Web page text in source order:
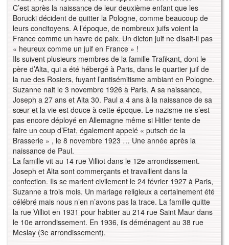
C’est après la naissance de leur deuxième enfant que les
Borucki décident de quitter la Pologne, comme beaucoup de
leurs concitoyens. A l’époque, de nombreux juifs voient la
France comme un havre de paix. Un dicton juif ne disait-il pas
« heureux comme un juif en France » !
Ils suivent plusieurs membres de la famille Trafikant, dont le
père d’Alta, qui a été hébergé à Paris, dans le quartier juif de
la rue des Rosiers, fuyant l’antisémitisme ambiant en Pologne.
Suzanne nait le 3 novembre 1926 à Paris. A sa naissance,
Joseph a 27 ans et Alta 30. Paul a 4 ans à la naissance de sa
sœur et la vie est douce à cette époque. Le nazisme ne s’est
pas encore déployé en Allemagne même si Hitler tente de
faire un coup d’Etat, également appelé « putsch de la
Brasserie » , le 8 novembre 1923 … Une année après la
naissance de Paul.
La famille vit au 14 rue Villiot dans le 12e arrondissement.
Joseph et Alta sont commerçants et travaillent dans la
confection. Ils se marient civilement le 24 février 1927 à Paris,
Suzanne a trois mois. Un mariage religieux a certainement été
célébré mais nous n’en n’avons pas la trace. La famille quitte
la rue Villiot en 1931 pour habiter au 214 rue Saint Maur dans
le 10e arrondissement. En 1936, ils déménagent au 38 rue
Meslay (3e arrondissement).